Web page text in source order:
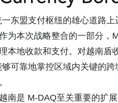
东盟支付枢纽的雄心道路
为本次战略整合的一部分，
本地收款和支付。对越南盾
可靠地掌控区域内关键的
南是 M-DAQ至关重要的扩